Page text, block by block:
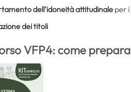
dell’idoneità attitudinaleper i
dei titoli
VFP4: come